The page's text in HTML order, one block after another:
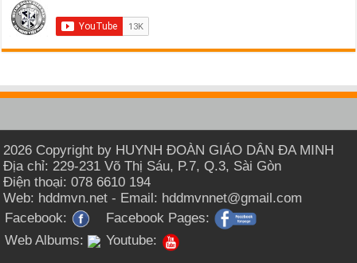
2026 Copyright by HUYNH ĐOÀN GIÁO DÂN ĐA MINH
Địa chỉ: 229-231 Võ Thị Sáu, P.7, Q.3, Sài Gòn
Điện thoại: 078 6610 194
Web: hddmvn.net - Email: hddmvnnet@gmail.com
Facebook:
Facebook Pages:
Web Albums:
Youtube: